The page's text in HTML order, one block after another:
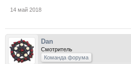
14 май 2018
Dan
Смотритель
Команда форума